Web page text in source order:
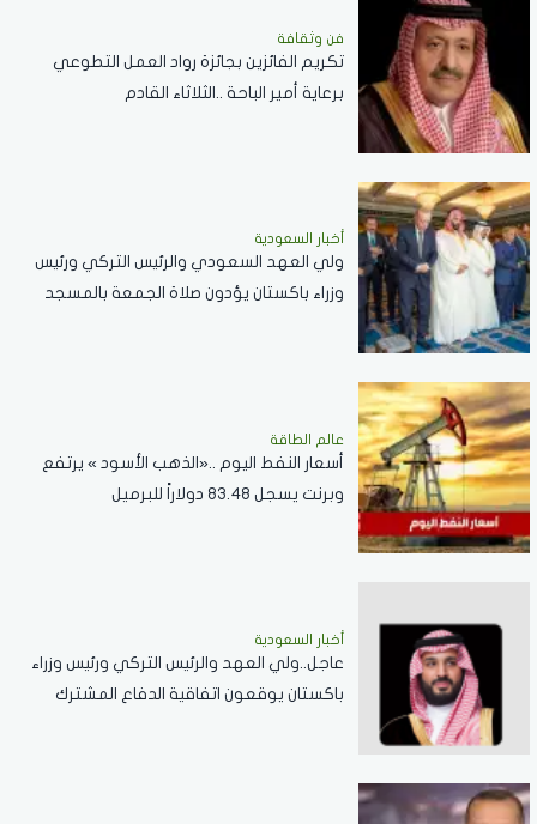
فن وثقافة
تكريم الفائزين بجائزة رواد العمل التطوعي
برعاية أمير الباحة ..الثلاثاء القادم
أخبار السعودية
ولي العهد السعودي والرئيس التركي ورئيس
وزراء باكستان يؤدون صلاة الجمعة بالمسجد
عالم الطاقة
أسعار النفط اليوم ..«الذهب الأسود » يرتفع
وبرنت يسجل 83.48 دولاراً للبرميل
أخبار السعودية
عاجل..ولي العهد والرئيس التركي ورئيس وزراء
باكستان يوقعون اتفاقية الدفاع المشترك